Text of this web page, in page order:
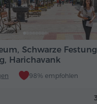
Schwarze
Harichavank
98% empfohlen